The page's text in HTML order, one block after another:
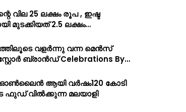
വില 25 ലക്ഷം രൂപ , ഇഷ്ട
മുടക്കിയത് 2.5 ലക്ഷം…
വളർന്നു വന്ന മെൻസ്
ബ്രാൻഡ് Celebrations By…
ഓൺലൈൻ ആയി വർഷം120 കോടി
വിൽക്കുന്ന മലയാളി